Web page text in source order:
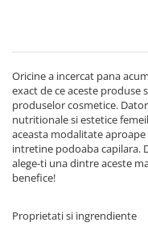
Oricine a incercat pana
exact de ce aceste produse
produselor cosmetice.
nutritionale si estetice
aceasta modalitate
intretine podoaba capilara.
alege-ti una dintre aceste
benefice!
Proprietati si ingrendiente